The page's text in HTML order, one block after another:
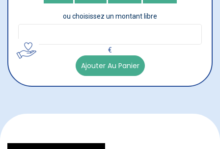
ou choisissez un montant libre
€
Ajouter Au Panier